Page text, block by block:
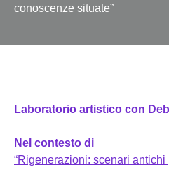
conoscenze situate”
Laboratorio artistico con
Nel contesto di
“Rigenerazioni: scenari antichi